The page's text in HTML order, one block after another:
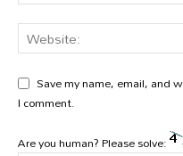
Save my name, email, and
I comment.
Are you human? Please solve: